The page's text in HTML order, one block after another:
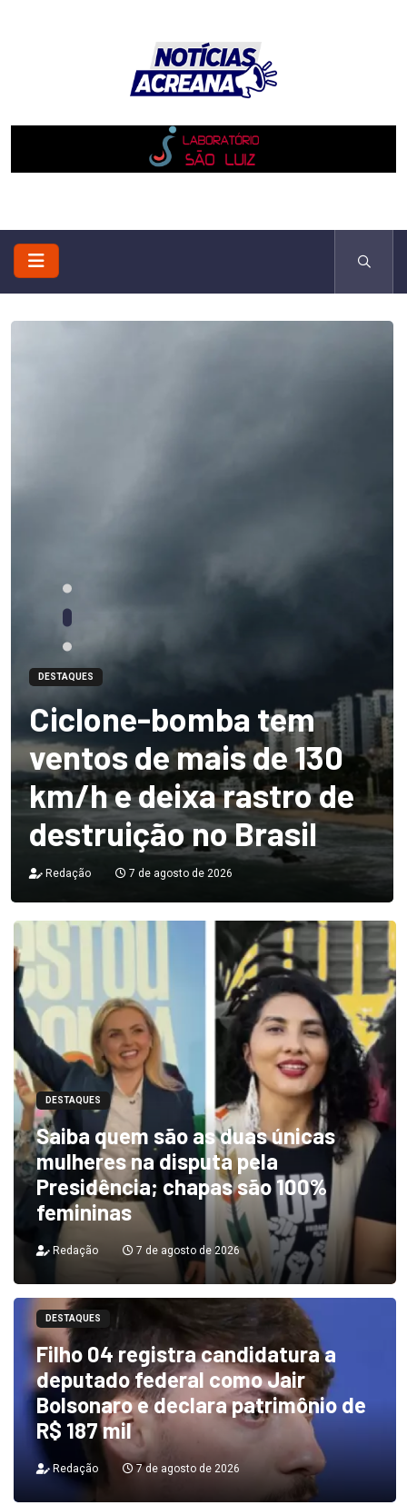
DESTAQUES
Ciclone-bomba tem
ventos de mais de 130
km/h e deixa rastro de
destruição no Brasil
Redação 7 de agosto de 2026
DESTAQUES
Saiba quem são as duas únicas
mulheres na disputa pela
Presidência; chapas são 100%
femininas
Redação 7 de agosto de 2026
DESTAQUES
Filho 04 registra candidatura a
deputado federal como Jair
Bolsonaro e declara patrimônio de
R$ 187 mil
Redação 7 de agosto de 2026